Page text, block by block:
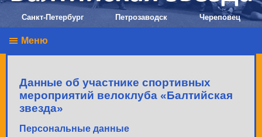
Санкт-Петербург Петрозаводск Череповец
Меню
Данные об участнике спортивных
мероприятий велоклуба «Балтийская
звезда»
Персональные данные